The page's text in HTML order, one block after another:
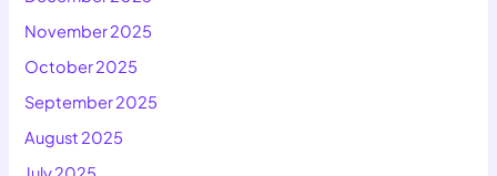
November 2025
October 2025
September 2025
August 2025